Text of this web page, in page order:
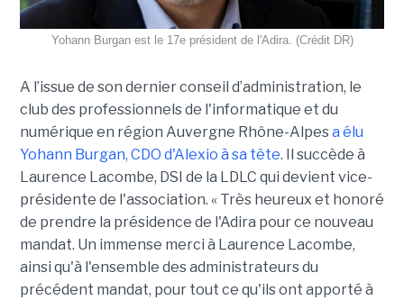
Yohann Burgan est le 17e président de l'Adira. (Crédit DR)
A l’issue de son dernier conseil d’administration, le
club des professionnels de l'informatique et du
numérique en région Auvergne Rhône-Alpesa élu
Yohann Burgan, CDO d'Alexio à sa tête. Il succède à
Laurence Lacombe, DSI de la LDLC qui devient vice-
présidente de l'association. « Très heureux et honoré
de prendre la présidence de l'Adira pour ce nouveau
mandat. Un immense merci à Laurence Lacombe,
ainsi qu'à l'ensemble des administrateurs du
précédent mandat, pour tout ce qu'ils ont apporté à